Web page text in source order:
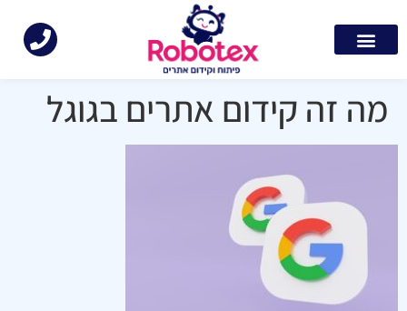
מה זה קידום אתרים בגוגל